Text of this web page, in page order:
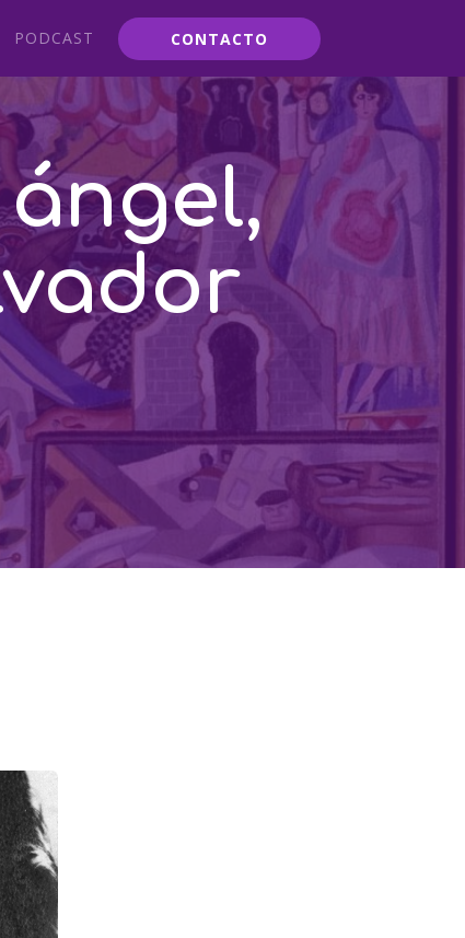
PODCAST CONTACTO